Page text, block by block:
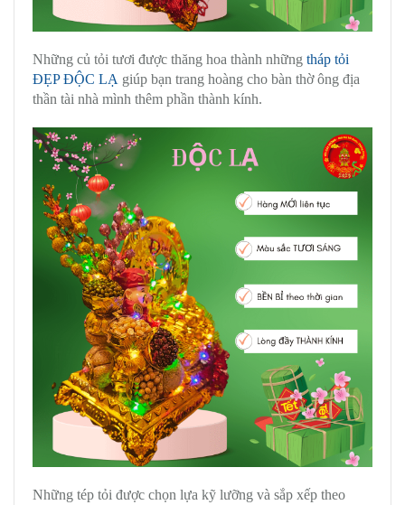
Những củ tỏi tươi được thăng hoa thành những tháp tỏi
ĐẸP ĐỘC LẠ giúp bạn trang hoàng cho bàn thờ ông địa
thần tài nhà mình thêm phần thành kính.
Những tép tỏi được chọn lựa kỹ lưỡng và sắp xếp theo